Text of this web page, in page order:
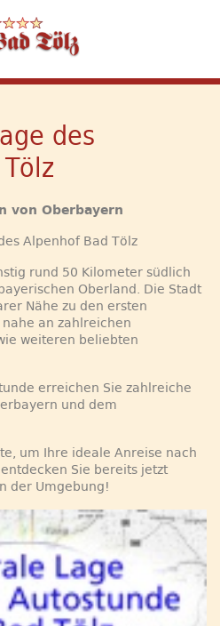
des
von Oberbayern
Alpenhof Bad Tölz
rund 50 Kilometer südlich
Oberland. Die Stadt
Nähe zu den ersten
an zahlreichen
weiteren beliebten
erreichen Sie zahlreiche
und dem
um Ihre ideale Anreise nach
Sie bereits jetzt
der Umgebung!